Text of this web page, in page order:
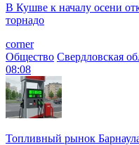
В Кушве к началу осени
торнадо
corner
Общество Свердловская
08:08
Топливный рынок